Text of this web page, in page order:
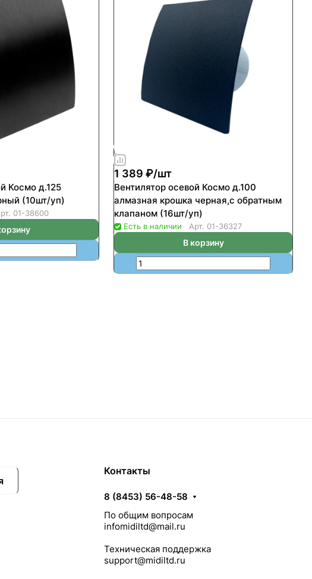
Космо д.125
(10шт/уп)
01-38600
1 389 ₽/шт
Вентилятор осевой Космо д.100
алмазная крошка черная,с обратным
клапаном (16шт/уп)
Есть в наличии Арт. 01-36327
В корзину
Контакты
8 (8453) 56-48-58
По общим вопросам
infomidiltd@mail.ru
Техническая поддержка
support@midiltd.ru